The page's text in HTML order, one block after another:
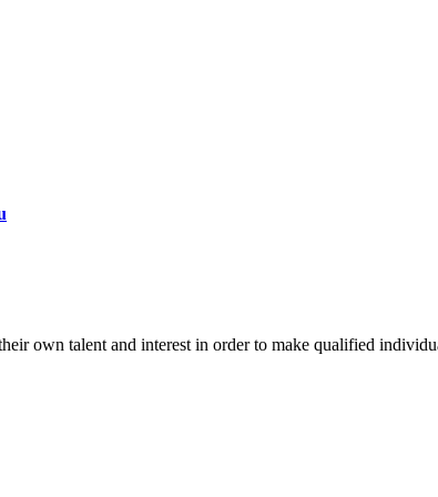
own talent and interest in order to make qualified